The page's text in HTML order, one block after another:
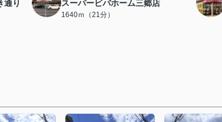
通り
スーパービバホーム三郷店
1640ｍ（21分）